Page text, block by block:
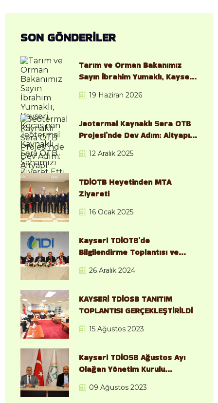
SON GÖNDERİLER
Tarım ve Orman Bakanımız
Sayın İbrahim Yumaklı, Kayseri
Sera OTB Sahamızı Ziyaret
19 Haziran 2026
Jeotermal Kaynaklı Sera OTB
Projesi’nde Dev Adım: Altyapı
12 Aralık 2025
TDİOTB Heyetinden MTA
Ziyareti
16 Ocak 2025
Kayseri TDİOTB’de
Bilgilendirme Toplantısı ve
Gerçekleştirildi
26 Aralık 2024
KAYSERİ TDİOSB TANITIM
TOPLANTISI GERÇEKLEŞTİRİLDİ
15 Ağustos 2023
Kayseri TDİOSB Ağustos Ayı
Olağan Yönetim Kurulu
09 Ağustos 2023